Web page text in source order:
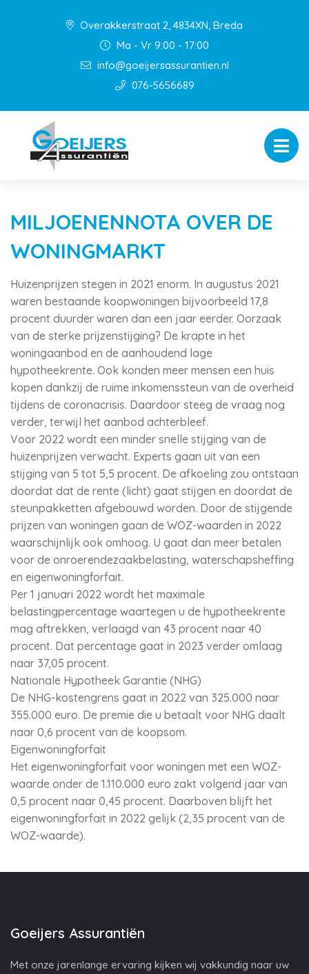
Overakkerstraat 2, 4834XN, Breda
Ma - Vr 9:00 - 17:00
info@goeijersassurantien.nl
076-5656689
MILJOENENNOTA OVER DE
WONINGMARKT
Huizenprijzen stegen in 2021 enorm. In augustus 2021
waren bestaande koopwoningen bijvoorbeeld 17,8
procent duurder waren dan een jaar eerder. Oorzaak
van de sterke prijzenstijging? De krapte in het
woningaanbod en de aanhoudend lage
hypotheekrente. Ook konden meer mensen een huis
kopen dankzij de ruime inkomenssteun van de overheid
tijdens de coronacrisis. Daardoor steeg de vraag nog
verder, terwijl het aanbod achterbleef.
Voor 2022 wordt een minder snelle stijging van de
huizenprijzen verwacht. Experts gaan uit van een
stijging van 5 tot 5,5 procent. De afkoeling zou ontstaan
doordat dat de rente (licht) gaat stijgen en doordat de
steunpakketten afgebouwd worden. Door de stijgende
prijzen van woningen gaan de WOZ-waarden in 2022
waarschijnlijk ook omhoog. U gaat dan meer betalen
voor de onroerendezaakbelasting, waterschapsheffing
en eigenwoningforfait.
Per 1 januari 2022 wordt het maximale
belastingpercentage waartegen u de hypotheekrente
mag aftrekken, verlaagd van 43 procent naar 40
procent. Dat percentage gaat in 2023 verder omlaag
naar 37,05 procent.
Nationale Hypotheek Garantie (NHG)
De NHG-kostengrens gaat in 2022 van 325.000 naar
355.000 euro. De premie die u betaalt voor NHG daalt
naar 0,6 procent van de koopsom.
Eigenwoningforfait
Het eigenwoningforfait voor woningen met een WOZ-
waarde onder de 1.110.000 euro zakt volgend jaar van
0,5 procent naar 0,45 procent. Daarboven blijft het
eigenwoningforfait in 2022 gelijk (2,35 procent van de
WOZ-waarde).
Goeijers Assurantiën
Met onze jarenlange ervaring kijken wij vakkundig naar uw